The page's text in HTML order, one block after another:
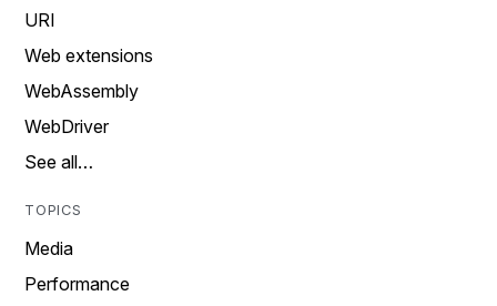
URI
Web extensions
WebAssembly
WebDriver
See all…
TOPICS
Media
Performance